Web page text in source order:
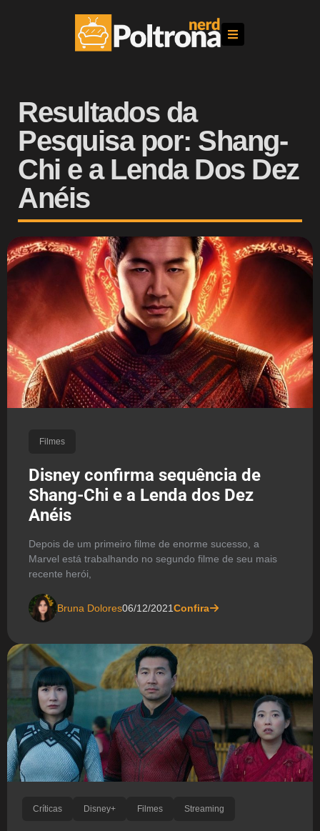
Resultados da
Pesquisa por: Shang-
Chi e a Lenda Dos Dez
Anéis
Filmes
Disney confirma sequência de
Shang-Chi e a Lenda dos Dez
Anéis
Depois de um primeiro filme de enorme sucesso, a
Marvel está trabalhando no segundo filme de seu mais
recente herói,
Bruna Dolores06/12/2021Confira
Críticas Disney+ Filmes Streaming